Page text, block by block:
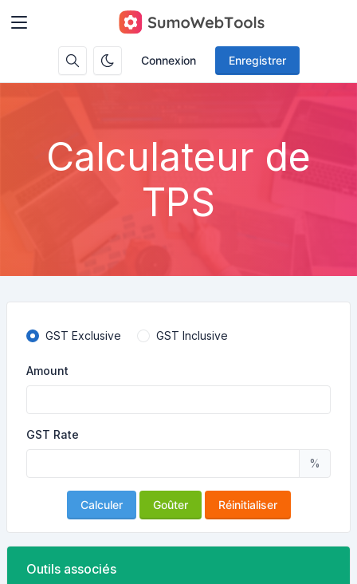
Connexion Enregistrer
Calculateur de
TPS
GST Exclusive GST Inclusive
Amount
GST Rate
%
Calculer Goûter Réinitialiser
Outils associés